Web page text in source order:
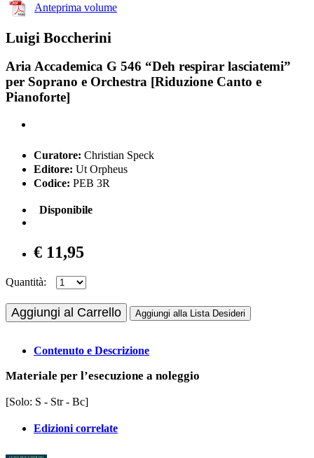
Anteprima volume
Luigi Boccherini
Aria Accademica G 546 “Deh respirar lasciatemi”
per Soprano e Orchestra [Riduzione Canto e
Pianoforte]
Curatore: Christian Speck
Editore: Ut Orpheus
Codice: PEB 3R
Disponibile
€ 11,95
Quantità:
Aggiungi al Carrello Aggiungi alla Lista Desideri
Contenuto e Descrizione
Materiale per l’esecuzione a noleggio
[Solo: S - Str - Bc]
Edizioni correlate